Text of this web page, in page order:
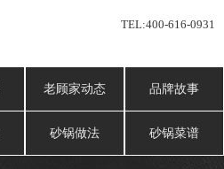
TEL:400-616-0931
老顾家动态 品牌故事
砂锅做法 砂锅菜谱